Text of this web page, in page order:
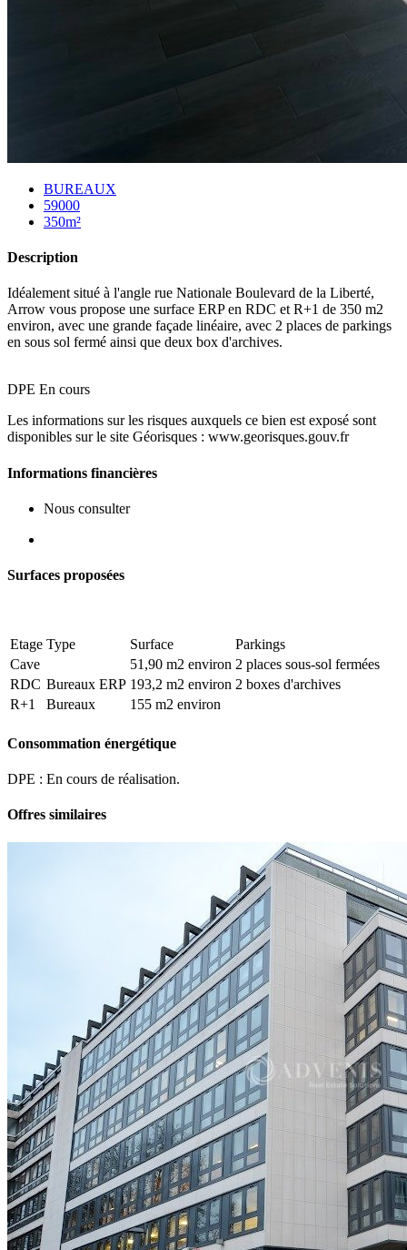
BUREAUX
59000
350m²
Description
Idéalement situé à l'angle rue Nationale Boulevard de la Liberté,
Arrow vous propose une surface ERP en RDC et R+1 de 350 m2
environ, avec une grande façade linéaire, avec 2 places de parkings
en sous sol fermé ainsi que deux box d'archives.
DPE En cours
Les informations sur les risques auxquels ce bien est exposé sont
disponibles sur le site Géorisques : www.georisques.gouv.fr
Informations financières
Nous consulter
Surfaces proposées
Etage Type Surface
Parkings
Cave
51,90 m2 environ 2 places sous-sol fermées
RDC Bureaux ERP 193,2 m2 environ 2 boxes d'archives
R+1
Bureaux 155 m2 environ
Consommation énergétique
DPE : En cours de réalisation.
Offres similaires